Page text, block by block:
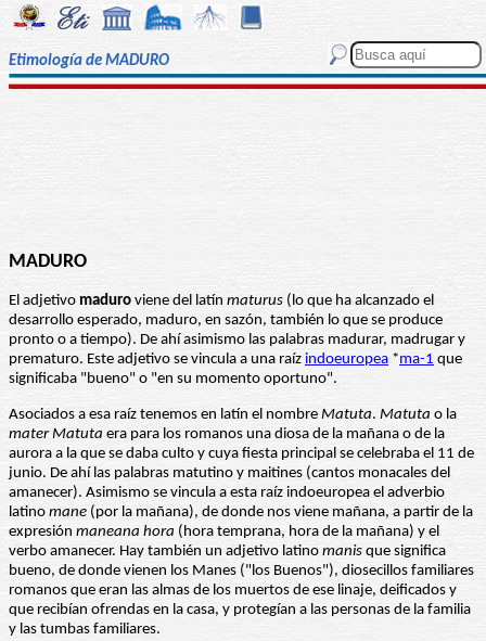
Etimología de MADURO
MADURO
El adjetivo maduro viene del latín maturus (lo que ha alcanzado el
desarrollo esperado, maduro, en sazón, también lo que se produce
pronto o a tiempo). De ahí asimismo las palabras madurar, madrugar y
prematuro. Este adjetivo se vincula a una raíz indoeuropea *ma-1 que
significaba "bueno" o "en su momento oportuno".
Asociados a esa raíz tenemos en latín el nombre Matuta. Matuta o la
mater Matuta era para los romanos una diosa de la mañana o de la
aurora a la que se daba culto y cuya fiesta principal se celebraba el 11 de
junio. De ahí las palabras matutino y maitines (cantos monacales del
amanecer). Asimismo se vincula a esta raíz indoeuropea el adverbio
latino mane (por la mañana), de donde nos viene mañana, a partir de la
expresión maneana hora (hora temprana, hora de la mañana) y el
verbo amanecer. Hay también un adjetivo latino manis que significa
bueno, de donde vienen los Manes ("los Buenos"), diosecillos familiares
romanos que eran las almas de los muertos de ese linaje, deificados y
que recibían ofrendas en la casa, y protegían a las personas de la familia
y las tumbas familiares.